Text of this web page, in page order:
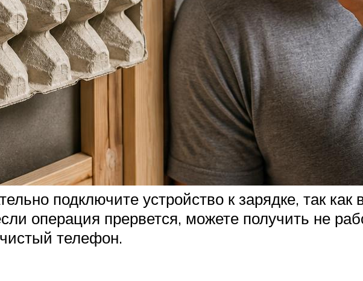
подключите устройство к зарядке, так
операция прервется, можете получить не
телефон.